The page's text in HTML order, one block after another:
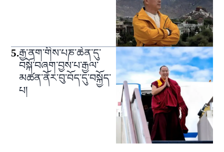
5.རྒྱ་ནག་གིས་པཎ་ཆེན་དུ་
བསྐོ་བཞག་བྱས་པ་རྒྱལ་
མཚན་ནོར་བུ་བོད་དུ་བསྐྱོད་
པ།